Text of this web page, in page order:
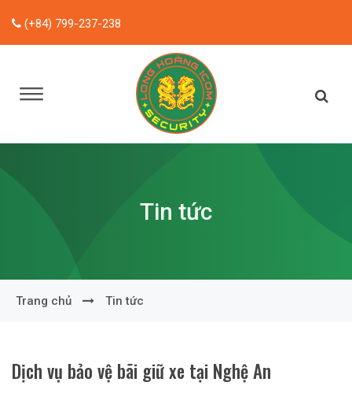
(+84) 799-237-238
Tin tức
Trang chủ Tin tức
Dịch vụ bảo vệ bãi giữ xe tại Nghệ An